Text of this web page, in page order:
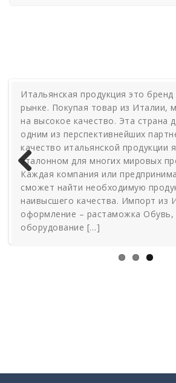
Итальянская продукция это
рынке. Покупая товар из Италии,
на высокое качество. Эта страна
одним из перспективнейших
качество итальянской продукции
эталонном для многих мировых
Каждая компания или
сможет найти необходимую
наивысшего качества. Импорт из
оформление – растаможка Обувь,
оборудование […]
Previous